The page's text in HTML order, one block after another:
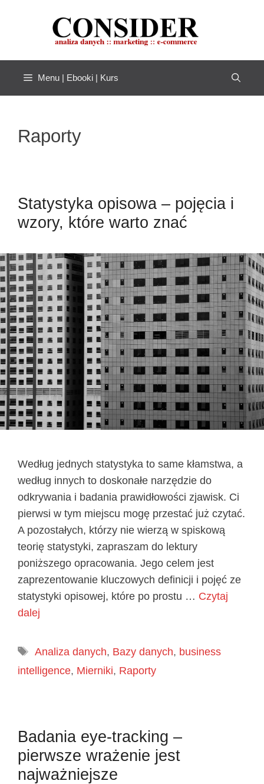
Menu | Ebooki | Kurs
Raporty
Statystyka opisowa – pojęcia i
wzory, które warto znać
Według jednych statystyka to same kłamstwa, a
według innych to doskonałe narzędzie do
odkrywania i badania prawidłowości zjawisk. Ci
pierwsi w tym miejscu mogę przestać już czytać.
A pozostałych, którzy nie wierzą w spiskową
teorię statystyki, zapraszam do lektury
poniższego opracowania. Jego celem jest
zaprezentowanie kluczowych definicji i pojęć ze
statystyki opisowej, które po prostu … Czytaj
dalej
Tagi
Analiza danych, Bazy danych, business
intelligence, Mierniki, Raporty
Badania eye-tracking –
pierwsze wrażenie jest
najważniejsze